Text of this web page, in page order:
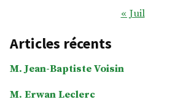
« Juil
Articles récents
M. Jean-Baptiste Voisin
M. Erwan Leclerc